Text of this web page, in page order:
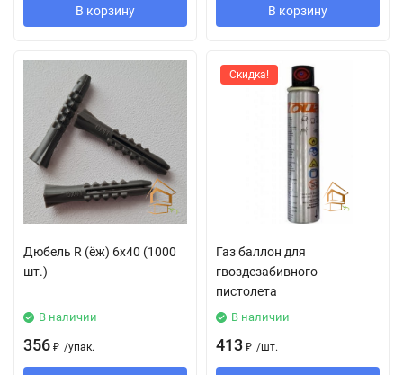
В корзину В корзину
Дюбель R (ёж) 6х40 (1000
шт.)
В наличии
356 ₽ /упак.
Скидка!
Газ баллон для
гвоздезабивного
пистолета
В наличии
413 ₽ /шт.